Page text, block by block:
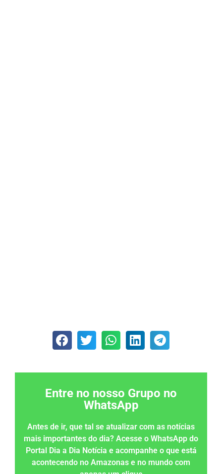
Entre no nosso Grupo no
WhatsApp
Antes de ir, que tal se atualizar com as notícias
mais importantes do dia? Acesse o WhatsApp do
Portal Dia a Dia Notícia e acompanhe o que está
acontecendo no Amazonas e no mundo com